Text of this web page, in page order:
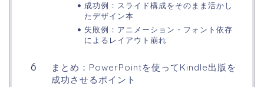
成功例：スライド構成をそのまま活かし
たデザイン本
失敗例：アニメーション・フォント依存
によるレイアウト崩れ
まとめ：PowerPointを使ってKindle出版を
成功させるポイント